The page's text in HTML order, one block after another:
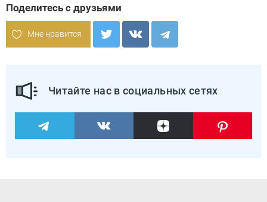
Поделитесь с друзьями
Мне нравится
Читайте нас в социальных сетях